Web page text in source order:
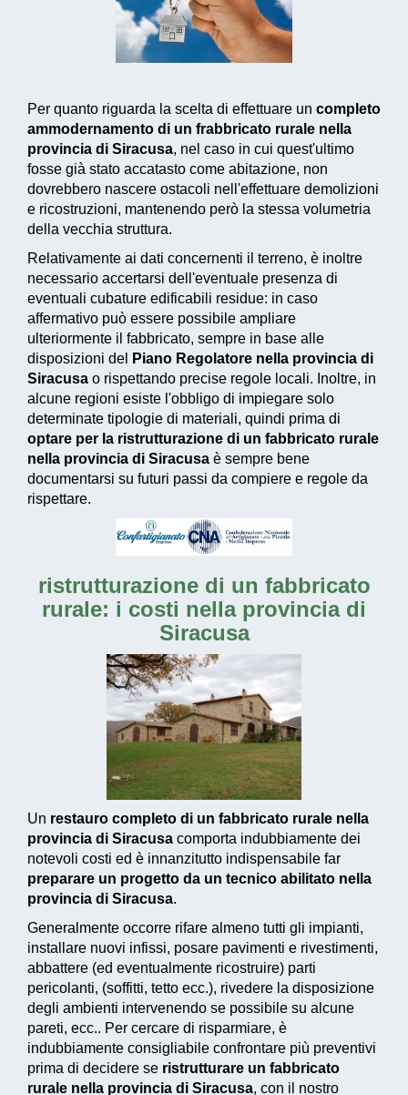
Per quanto riguarda la scelta di effettuare un completo
ammodernamento di un frabbricato rurale nella
provincia di Siracusa, nel caso in cui quest'ultimo
fosse già stato accatasto come abitazione, non
dovrebbero nascere ostacoli nell'effettuare demolizioni
e ricostruzioni, mantenendo però la stessa volumetria
della vecchia struttura.
Relativamente ai dati concernenti il terreno, è inoltre
necessario accertarsi dell'eventuale presenza di
eventuali cubature edificabili residue: in caso
affermativo può essere possibile ampliare
ulteriormente il fabbricato, sempre in base alle
disposizioni del
Piano Regolatore nella provincia di
Siracusa o rispettando precise regole locali. Inoltre, in
alcune regioni esiste l'obbligo di impiegare solo
determinate tipologie di materiali, quindi prima di
optare per la ristrutturazione di un fabbricato rurale
nella provincia di Siracusa è sempre bene
documentarsi su futuri passi da compiere e regole da
rispettare.
ristrutturazione di un fabbricato
rurale: i costi nella provincia di
Siracusa
Un restauro completo di un fabbricato rurale nella
provincia di Siracusa comporta indubbiamente dei
notevoli costi ed è innanzitutto indispensabile far
preparare un progetto da un tecnico abilitato nella
provincia di Siracusa.
Generalmente occorre rifare almeno tutti gli impianti,
installare nuovi infissi, posare pavimenti e rivestimenti,
abbattere (ed eventualmente ricostruire) parti
pericolanti, (soffitti, tetto ecc.), rivedere la disposizione
degli ambienti intervenendo se possibile su alcune
pareti, ecc.. Per cercare di risparmiare, è
indubbiamente consigliabile confrontare più preventivi
prima di decidere se ristrutturare un fabbricato
rurale nella provincia di Siracusa, con il nostro